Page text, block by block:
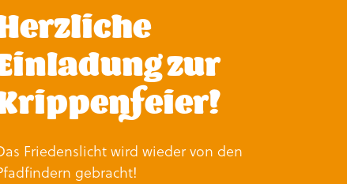
zur
Friedenslicht wird wieder von den
gebracht!